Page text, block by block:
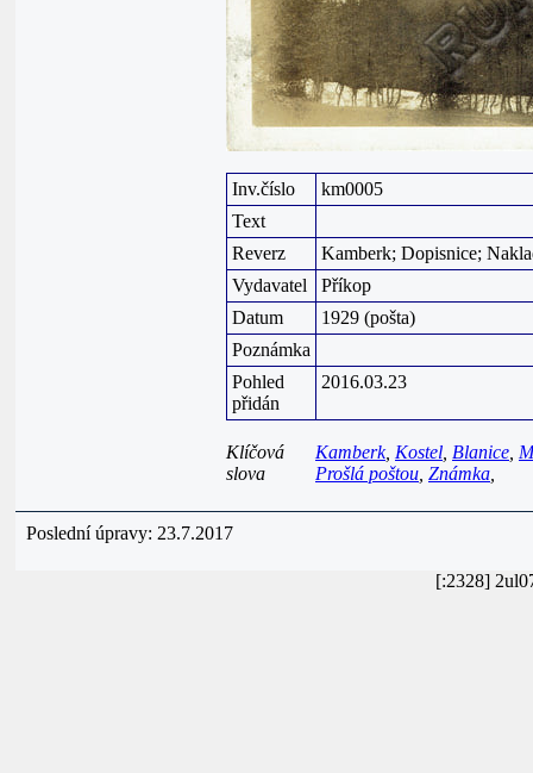
Inv.číslo
km0005
Text
Reverz
Kamberk; Dopisnice;
Vydavatel
Příkop
Datum
1929 (pošta)
Poznámka
Pohled
přidán
2016.03.23
Klíčová
slova
Kamberk, Kostel Blanice
Prošlá poštou Známka
Poslední úpravy: 23.7.2017
[:2328]